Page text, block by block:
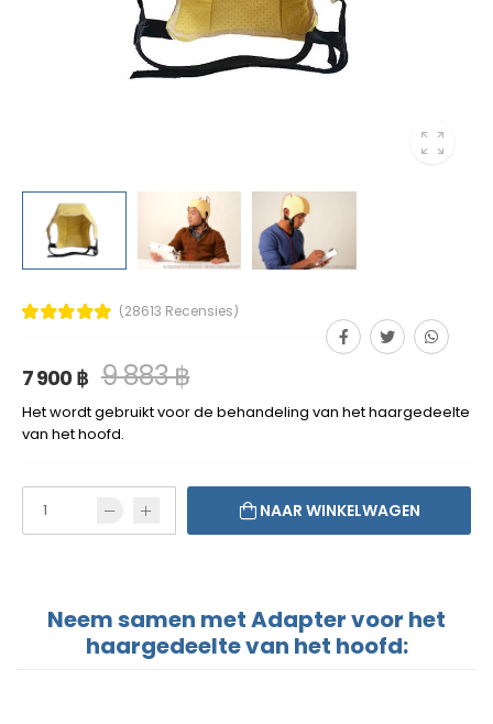
(28613 Recensies)
7 900 ฿ 9 883 ฿
Het wordt gebruikt voor de behandeling van het haargedeelte
van het hoofd.
NAAR WINKELWAGEN
Neem samen met Adapter voor het
haargedeelte van het hoofd: